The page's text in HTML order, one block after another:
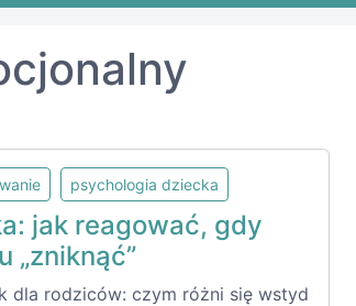
psychologia dziecka
jak reagować, gdy
„zniknąć”
dla rodziców: czym różni się wstyd